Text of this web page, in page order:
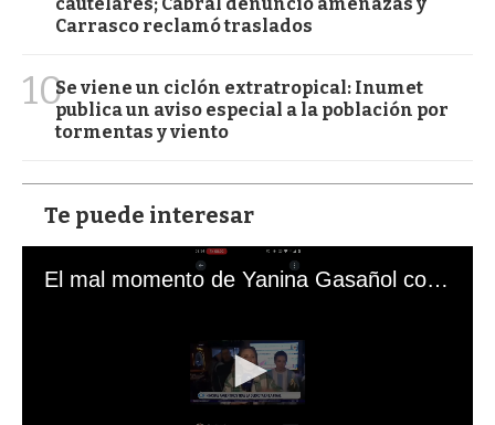
Carrasco reclamó traslados
10Se viene un ciclón extratropical: Inumet
publica un aviso especial a la población por
tormentas y viento
Te puede interesar
El mal momento de Yanina Gasañol con un hincha argentino en "Subrayado"